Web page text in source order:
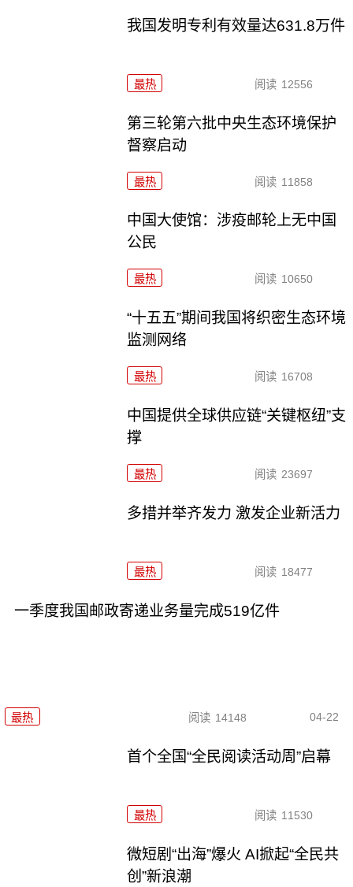
我国发明专利有效量达631.8万件
最热 阅读 12556
第三轮第六批中央生态环境保护
督察启动
最热 阅读 11858
中国大使馆：涉疫邮轮上无中国
公民
最热 阅读 10650
“十五五”期间我国将织密生态环境
监测网络
最热 阅读 16708
中国提供全球供应链“关键枢纽”支
撑
最热 阅读 23697
多措并举齐发力 激发企业新活力
最热 阅读 18477
一季度我国邮政寄递业务量完成519亿件
最热 阅读 14148 04-22
首个全国“全民阅读活动周”启幕
最热 阅读 11530
微短剧“出海”爆火 AI掀起“全民共
创”新浪潮